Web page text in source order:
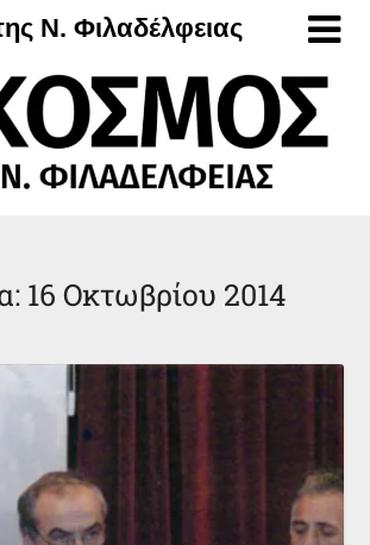
Ν. Φιλαδέλφειας
16 Οκτωβρίου 2014